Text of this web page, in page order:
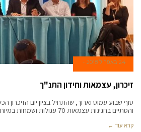
24 באפריל 2018
זיכרון, עצמאות וחידון התנ"ך
סוף שבוע עמוס וארוך, שהתחיל בציון יום הזיכרון
והסתיים בחגיגות עצמאות 70 עגולות ושמחות במיוחד הניב
קרא עוד ←